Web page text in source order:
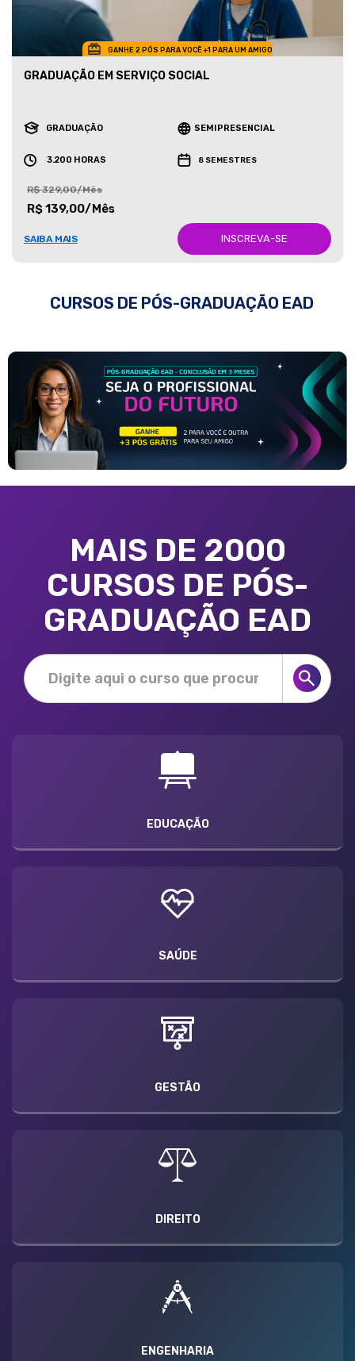
GANHE 2 PÓS PARA VOCÊ +1 PARA UM AMIGO
GRADUAÇÃO EM SERVIÇO SOCIAL
GRADUAÇÃO SEMIPRESENCIAL
3.200 HORAS 8 SEMESTRES
R$ 329,00/Mês
R$ 139,00/Mês
SAIBA MAIS INSCREVA-SE
CURSOS DE PÓS-GRADUAÇÃO EAD
MAIS DE 2000
CURSOS DE PÓS-
GRADUAÇÃO EAD
EDUCAÇÃO
SAÚDE
GESTÃO
DIREITO
ENGENHARIA